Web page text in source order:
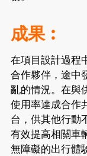
成果︰
在項目設計過程
合作夥伴，途中
亂的情況。在與
使用率達成合作
台，供其他行動
有效提高相關車
無障礙的出行體